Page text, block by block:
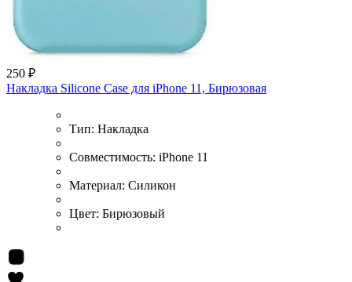
250 ₽
Накладка Silicone Case для iPhone 11, Бирюзовая
Тип: Накладка
Совместимость: iPhone 11
Материал: Силикон
Цвет: Бирюзовый